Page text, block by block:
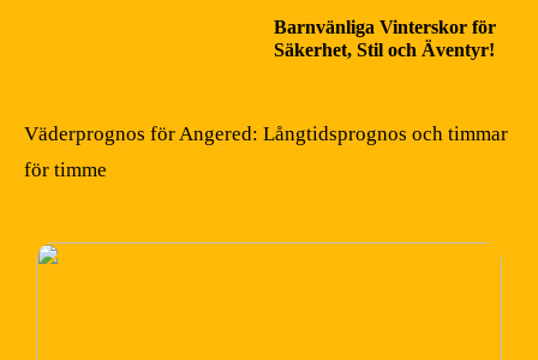
Barnvänliga Vinterskor för
Säkerhet, Stil och Äventyr!
Väderprognos för Angered: Långtidsprognos och timmar
för timme